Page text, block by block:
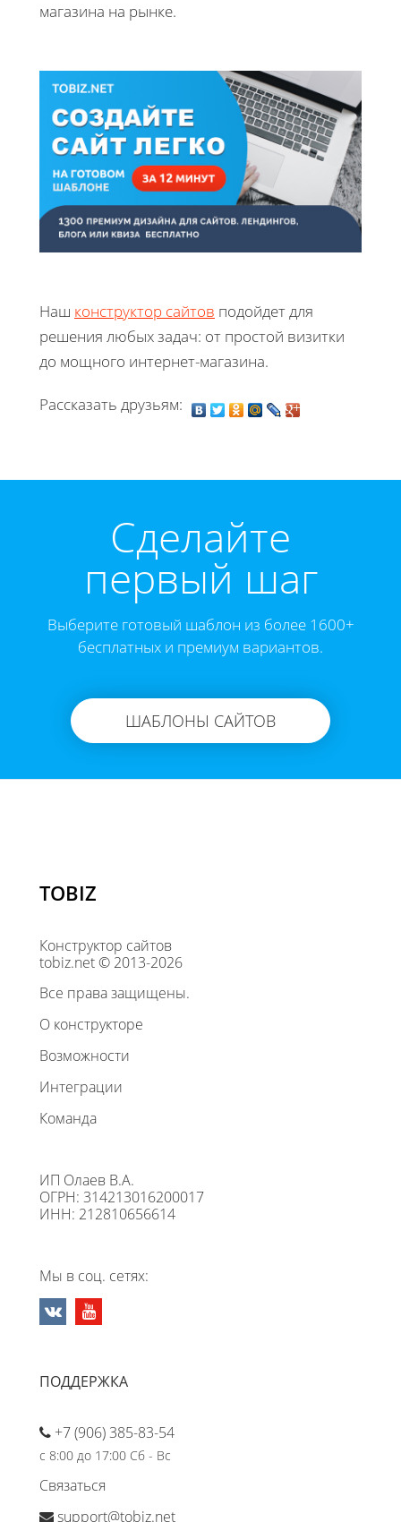
магазина на рынке.
Наш конструктор сайтов подойдет для
решения любых задач: от простой визитки
до мощного интернет-магазина.
Рассказать друзьям:
Cделайте
первый шаг
Выберите готовый шаблон из более 1600+
бесплатных и премиум вариантов.
ШАБЛОНЫ САЙТОВ
TOBIZ
Конструктор сайтов
tobiz.net © 2013-2026
Все права защищены.
О конструкторе
Возможности
Интеграции
Команда
ИП Олаев В.А.
ОГРН: 314213016200017
ИНН: 212810656614
Мы в соц. сетях:
ПОДДЕРЖКА
+7 (906) 385-83-54
с 8:00 до 17:00 Сб - Вс
Связаться
support@tobiz.net